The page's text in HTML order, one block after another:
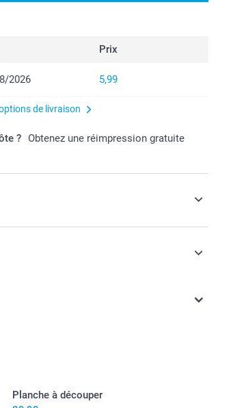
Prix
2026 5,99
de livraison
? Obtenez une réimpression gratuite
de bonbons !
TVA incluse et hors frais de port.
Planche à découper